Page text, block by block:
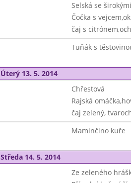
Selská se
Čočka s
čaj s
Tuňák s
Úterý 13. 5. 2014
Chřestová
Rajská
čaj zelený,
Maminčino kuře
Středa 14. 5. 2014
Ze zeleného